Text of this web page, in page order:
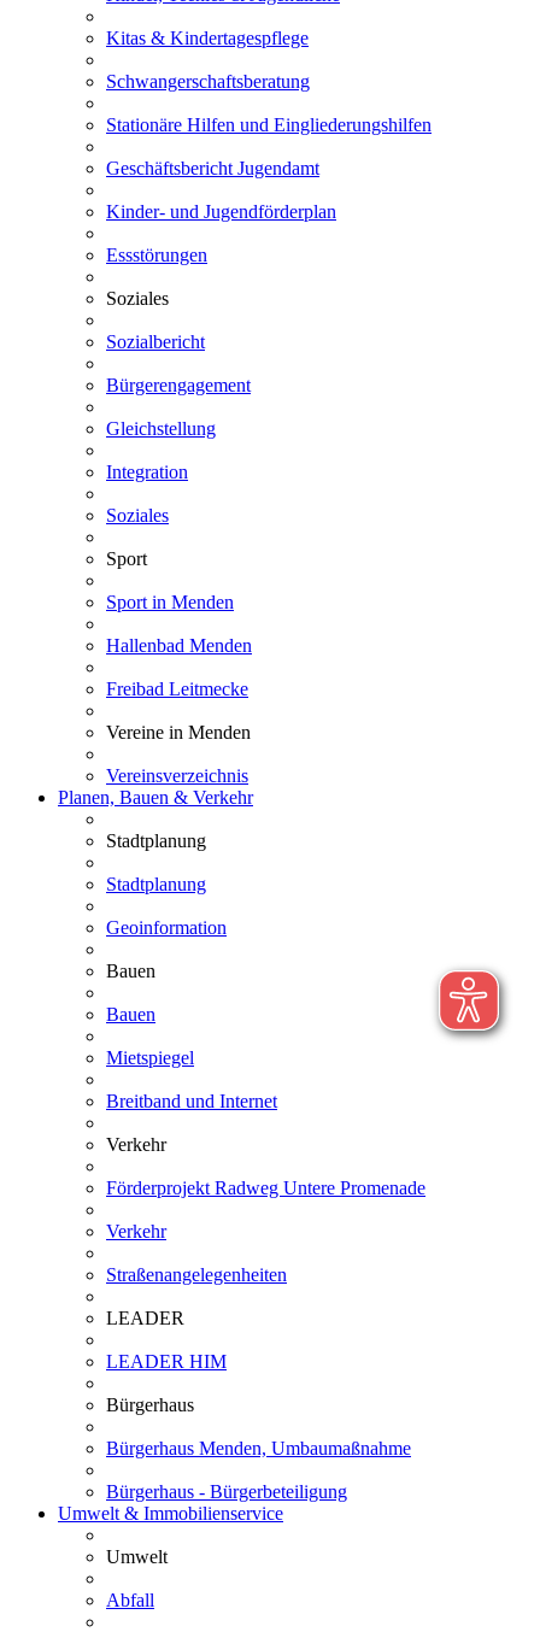
Kitas & Kindertagespflege
Schwangerschaftsberatung
Stationäre Hilfen und Eingliederungshilfen
Geschäftsbericht Jugendamt
Kinder- und Jugendförderplan
Essstörungen
Soziales
Sozialbericht
Bürgerengagement
Gleichstellung
Integration
Soziales
Sport
Sport in Menden
Hallenbad Menden
Freibad Leitmecke
Vereine in Menden
Vereinsverzeichnis
Planen, Bauen & Verkehr
Stadtplanung
Stadtplanung
Geoinformation
Bauen
Bauen
Mietspiegel
Breitband und Internet
Verkehr
Förderprojekt Radweg Untere Promenade
Verkehr
Straßenangelegenheiten
LEADER
LEADER HIM
Bürgerhaus
Bürgerhaus Menden, Umbaumaßnahme
Bürgerhaus - Bürgerbeteiligung
Umwelt & Immobilienservice
Umwelt
Abfall